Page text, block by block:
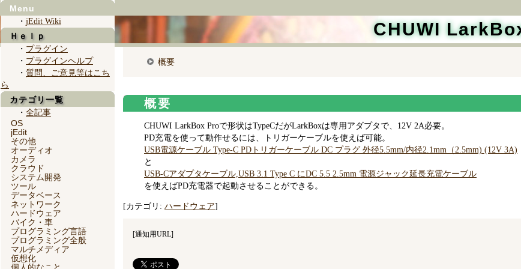
CHUWI
概要
概要
CHUWI LarkBox Proで形状はTypeCだがLarkBoxは専用アダプタで、12V 2A必要。
PD充電を使って動作せるには、トリガーケーブルを使えば可能。
USB電源ケーブル Type-C PDトリガーケーブル DC プラグ 外径5.5mm/内径2.1mm（2.5mm) (12V 3A)
と
USB-Cアダプタケーブル,USB 3.1 Type C にDC 5.5 2.5mm 電源ジャック延長充電ケーブル
を使えばPD充電器で起動させることができる。
[カテゴリ: ハードウェア]
[通知用URL]
Menu
・ jEdit Wiki
Ｈｅｌｐ
・ プラグイン
・ プラグインヘルプ
・ 質問、ご意見等はこち
ら
カテゴリ一覧
・ 全記事
OS
jEdit
その他
オーディオ
カメラ
クラウド
システム開発
ツール
データベース
ネットワーク
ハードウェア
バイク・車
プログラミング言語
プログラミング全般
マルチメディア
仮想化